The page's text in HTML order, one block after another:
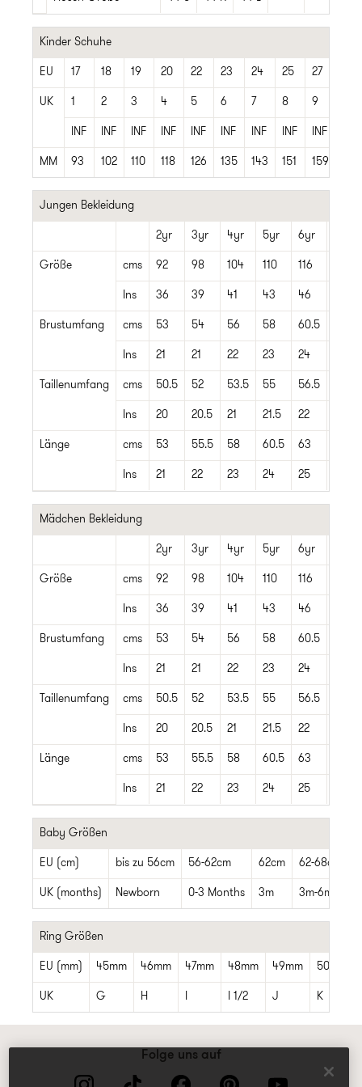
Kinder Schuhe
EU 17 18 19 20 22 23 24 25 27
UK 1 2 3 4 5 6 7 8 9
INF INF INF INF INF INF INF INF INF
MM 93 102 110 118 126 135 143 151 159
Jungen Bekleidung
2yr 3yr 4yr 5yr 6yr
Größe cms 92 98 104 110 116
Ins 36 39 41 43 46
Brustumfang cms 53 54 56 58 60.5
Ins 21 21 22 23 24
Taillenumfang cms 50.5 52 53.5 55 56.5
Ins 20 20.5 21 21.5 22
Länge cms 53 55.5 58 60.5 63
Ins 21 22 23 24 25
Mädchen Bekleidung
2yr 3yr 4yr 5yr 6yr
Größe cms 92 98 104 110 116
Ins 36 39 41 43 46
Brustumfang cms 53 54 56 58 60.5
Ins 21 21 22 23 24
Taillenumfang cms 50.5 52 53.5 55 56.5
Ins 20 20.5 21 21.5 22
Länge cms 53 55.5 58 60.5 63
Ins 21 22 23 24 25
Baby Größen
EU (cm) bis zu 56cm 56-62cm 62cm 62-68cm
UK (months) Newborn 0-3 Months 3m 3m-6m
Ring Größen
EU (mm) 45mm 46mm 47mm 48mm 49mm 50mm
UK G H I I 1/2 J K
Folge uns auf